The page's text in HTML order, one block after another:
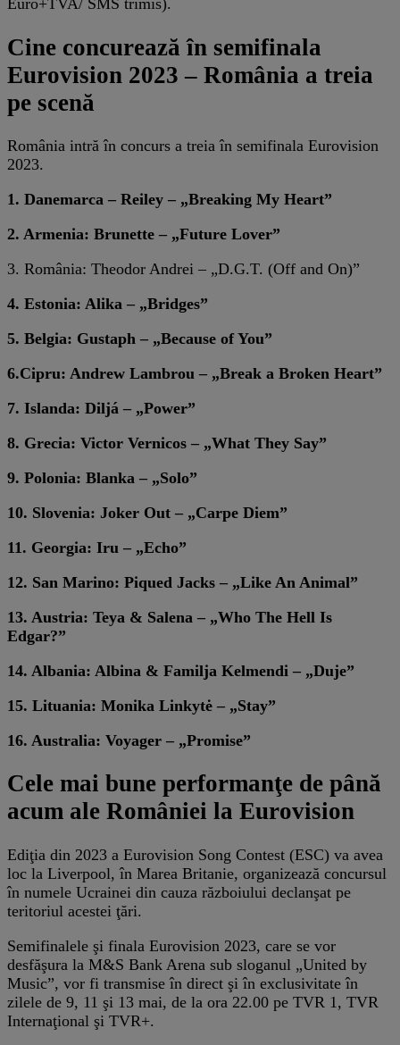
Euro+TVA/ SMS trimis).
Cine concurează în semifinala
Eurovision 2023 – România a treia
pe scenă
România intră în concurs a treia în semifinala Eurovision
2023.
1. Danemarca – Reiley – „Breaking My Heart”
2. Armenia: Brunette – „Future Lover”
3. România: Theodor Andrei – „D.G.T. (Off and On)”
4. Estonia: Alika – „Bridges”
5. Belgia: Gustaph – „Because of You”
6.Cipru: Andrew Lambrou – „Break a Broken Heart”
7. Islanda: Diljá – „Power”
8. Grecia: Victor Vernicos – „What They Say”
9. Polonia: Blanka – „Solo”
10. Slovenia: Joker Out – „Carpe Diem”
11. Georgia: Iru – „Echo”
12. San Marino: Piqued Jacks – „Like An Animal”
13. Austria: Teya & Salena – „Who The Hell Is
Edgar?”
14. Albania: Albina & Familja Kelmendi – „Duje”
15. Lituania: Monika Linkytė – „Stay”
16. Australia: Voyager – „Promise”
Cele mai bune performanţe de până
acum ale României la Eurovision
Ediţia din 2023 a Eurovision Song Contest (ESC) va avea
loc la Liverpool, în Marea Britanie, organizează concursul
în numele Ucrainei din cauza războiului declanşat pe
teritoriul acestei ţări.
Semifinalele şi finala Eurovision 2023, care se vor
desfăşura la M&S Bank Arena sub sloganul „United by
Music”, vor fi transmise în direct şi în exclusivitate în
zilele de 9, 11 şi 13 mai, de la ora 22.00 pe TVR 1, TVR
Internaţional şi TVR+.